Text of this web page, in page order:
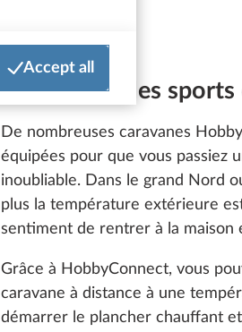
Accept all
Conçu pour les sports
De nombreuses caravanes
équipées pour que vous passiez
inoubliable. Dans le grand Nord
plus la température extérieure
sentiment de rentrer à la maison
Grâce à HobbyConnect, vous
caravane à distance à une
démarrer le plancher chauffant